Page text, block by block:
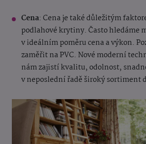
Cena: Cena je také důležitým
podlahové krytiny. Často hledáme
v ideálním poměru cena a výkon.
zaměřit na PVC. Nové moderní
nám zajistí kvalitu, odolnost,
v neposlední řadě široký sortiment